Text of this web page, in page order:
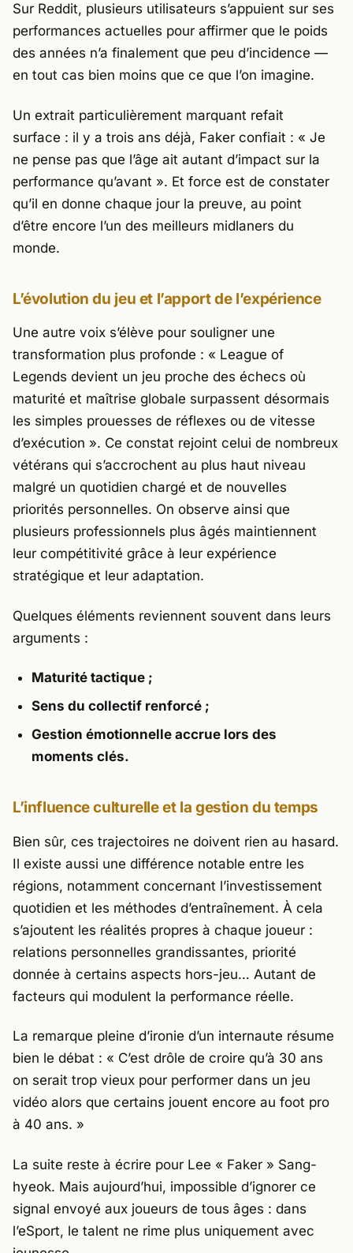
Sur Reddit, plusieurs utilisateurs s’appuient sur ses
performances actuelles pour affirmer que le poids
des années n’a finalement que peu d’incidence —
en tout cas bien moins que ce que l’on imagine.
Un extrait particulièrement marquant refait
surface : il y a trois ans déjà, Faker confiait : « Je
ne pense pas que l’âge ait autant d’impact sur la
performance qu’avant ». Et force est de constater
qu’il en donne chaque jour la preuve, au point
d’être encore l’un des meilleurs midlaners du
monde.
L’évolution du jeu et l’apport de l’expérience
Une autre voix s’élève pour souligner une
transformation plus profonde : « League of
Legends devient un jeu proche des échecs où
maturité et maîtrise globale surpassent désormais
les simples prouesses de réflexes ou de vitesse
d’exécution ». Ce constat rejoint celui de nombreux
vétérans qui s’accrochent au plus haut niveau
malgré un quotidien chargé et de nouvelles
priorités personnelles. On observe ainsi que
plusieurs professionnels plus âgés maintiennent
leur compétitivité grâce à leur expérience
stratégique et leur adaptation.
Quelques éléments reviennent souvent dans leurs
arguments :
Maturité tactique ;
Sens du collectif renforcé ;
Gestion émotionnelle accrue lors des
moments clés.
L’influence culturelle et la gestion du temps
Bien sûr, ces trajectoires ne doivent rien au hasard.
Il existe aussi une différence notable entre les
régions, notamment concernant l’investissement
quotidien et les méthodes d’entraînement. À cela
s’ajoutent les réalités propres à chaque joueur :
relations personnelles grandissantes, priorité
donnée à certains aspects hors-jeu… Autant de
facteurs qui modulent la performance réelle.
La remarque pleine d’ironie d’un internaute résume
bien le débat : « C’est drôle de croire qu’à 30 ans
on serait trop vieux pour performer dans un jeu
vidéo alors que certains jouent encore au foot pro
à 40 ans. »
La suite reste à écrire pour Lee « Faker » Sang-
hyeok. Mais aujourd’hui, impossible d’ignorer ce
signal envoyé aux joueurs de tous âges : dans
l’eSport, le talent ne rime plus uniquement avec